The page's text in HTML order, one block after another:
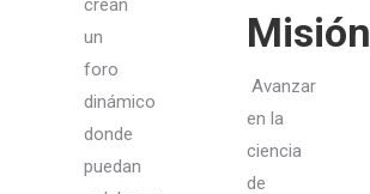
crean
un
foro
dinámico
donde
puedan
Misión
Avanzar
en la
ciencia
de